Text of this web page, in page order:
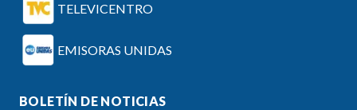
TELEVICENTRO
EMISORAS UNIDAS
BOLETÍN DE NOTICIAS